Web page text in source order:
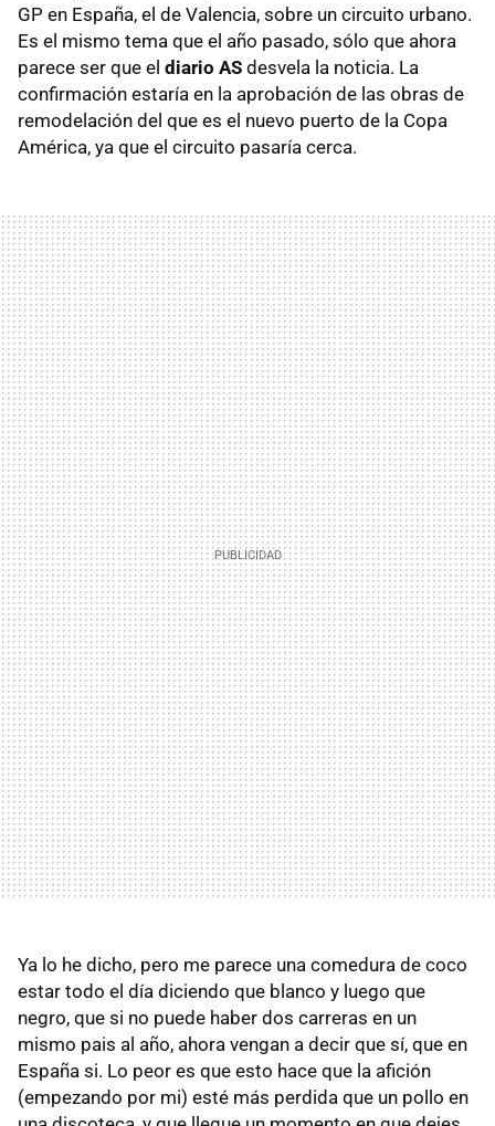
GP en España, el de Valencia, sobre un circuito urbano.
Es el mismo tema que el año pasado, sólo que ahora
parece ser que el diario AS desvela la noticia. La
confirmación estaría en la aprobación de las obras de
remodelación del que es el nuevo puerto de la Copa
América, ya que el circuito pasaría cerca.
Ya lo he dicho, pero me parece una comedura de coco
estar todo el día diciendo que blanco y luego que
negro, que si no puede haber dos carreras en un
mismo pais al año, ahora vengan a decir que sí, que en
España si. Lo peor es que esto hace que la afición
(empezando por mi) esté más perdida que un pollo en